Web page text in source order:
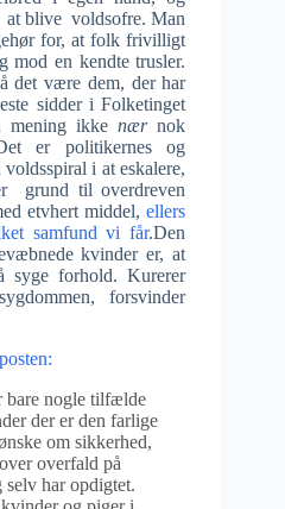
blive voldsofre. Man
for, at folk frivilligt
mod en kendte trusler.
det være dem, der har
sidder i Folketinget
mening ikkenærnok
er politikernes og
i at eskalere,
grund til overdreven
etvhert middel, ellers
samfund vi får.Den
kvinder er, at
syge forhold. Kurerer
forsvinder
bare nogle tilfælde
der er den farlige
om sikkerhed,
overfald på
har opdigtet.